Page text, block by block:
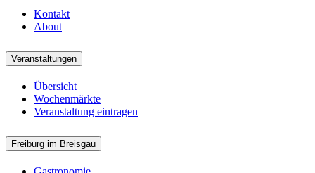
Kontakt
About
Veranstaltungen
Übersicht
Wochenmärkte
Veranstaltung eintragen
Freiburg im Breisgau